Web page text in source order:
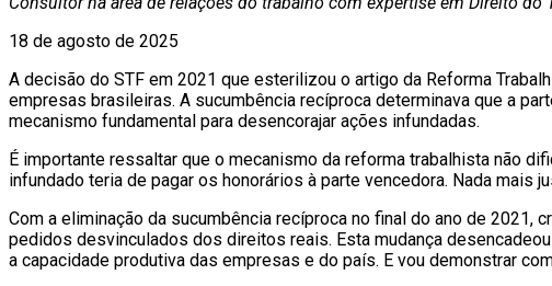
18 de agosto de 2025
A decisão do STF em 2021 que esterilizou o artigo da Reforma
empresas brasileiras. A sucumbência recíproca determinava que a
mecanismo fundamental para desencorajar ações infundadas.
É importante ressaltar que o mecanismo da reforma trabalhista não
infundado teria de pagar os honorários à parte vencedora. Nada mais
Com a eliminação da sucumbência recíproca no final do ano de
pedidos desvinculados dos direitos reais. Esta mudança
a capacidade produtiva das empresas e do país. E vou demonstrar